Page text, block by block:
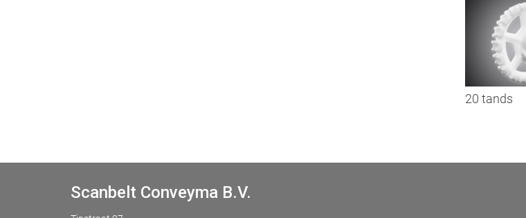
20 tands
Scanbelt Conveyma B.V.